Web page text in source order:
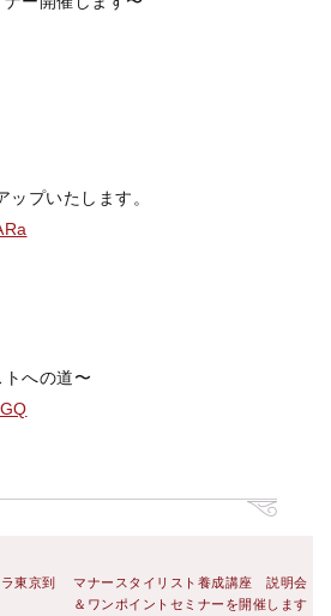
プいたします。
への道〜
東京到
マナースタイリスト養成講座 説明会
＆ワンポイントセミナーを開催します